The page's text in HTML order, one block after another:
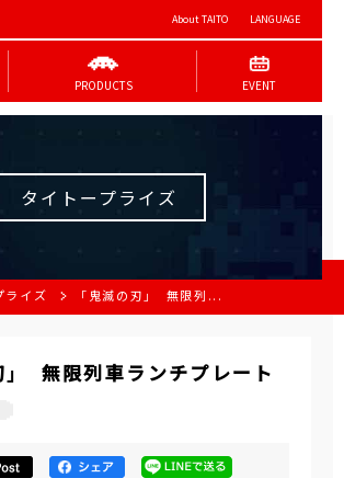
About TAITO LANGUAGE
PRODUCTS EVENT
タイトープライズ
ライズ 「鬼滅の刃」 無限列...
」 無限列車ランチプレート